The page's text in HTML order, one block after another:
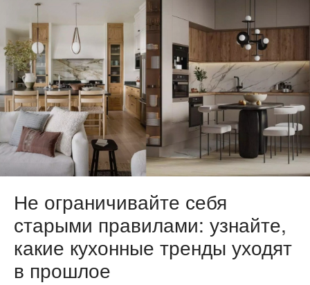
Не ограничивайте себя
старыми правилами: узнайте,
какие кухонные тренды уходят
в прошлое